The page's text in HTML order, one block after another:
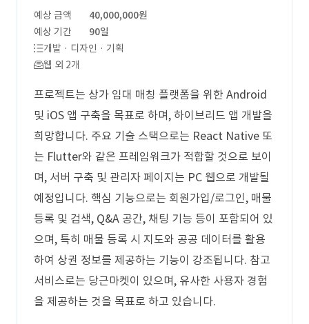
예상 금액
40,000,000원
예상 기간
90일
개발 · 디자인 · 기획
웹 외 2개
프로젝트는 상가 임대 매칭 플랫폼을 위한 Android
및 iOS 앱 구축을 목표로 하며, 하이브리드 앱 개발을
희망합니다. 주요 기술 스택으로는 React Native 또
는 Flutter와 같은 프레임워크가 적합할 것으로 보이
며, 서버 구축 및 관리자 페이지는 PC 웹으로 개발될
예정입니다. 핵심 기능으로는 회원가입/로그인, 매물
등록 및 검색, Q&A 공간, 채팅 기능 등이 포함되어 있
으며, 특히 매물 등록 시 지도와 공공 데이터를 활용
하여 상권 정보를 제공하는 기능이 강조됩니다. 참고
서비스로는 당근마켓이 있으며, 유사한 사용자 경험
을 제공하는 것을 목표로 하고 있습니다.